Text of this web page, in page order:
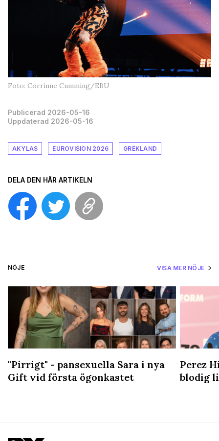
Foto: Corrinne Cumming/EBU
Publicerad 2026-05-16
Uppdaterad 2026-05-16
AKYLAS EUROVISION 2026 GREKLAND
DELA DEN HÄR ARTIKELN
NÖJE VISA MER NÖJE
"Pirrigt" - pansexuella Sara i nya
Gift vid första ögonkastet
Perez
blodig